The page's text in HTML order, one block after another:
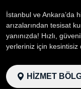
İstanbul ve Ankara’da
arızalarından tesisat
yanınızda! Hızlı,
yerleriniz için kesintisiz
HİZMET